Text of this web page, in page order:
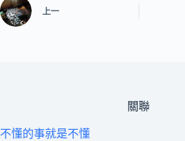
上一
關聯
不懂的事就是不懂